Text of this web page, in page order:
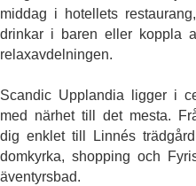
middag i hotellets
drinkar i baren eller koppla
relaxavdelningen.
Scandic Upplandia ligger i
med närhet till det mesta.
dig enklet till Linnés
domkyrka, shopping och
äventyrsbad.